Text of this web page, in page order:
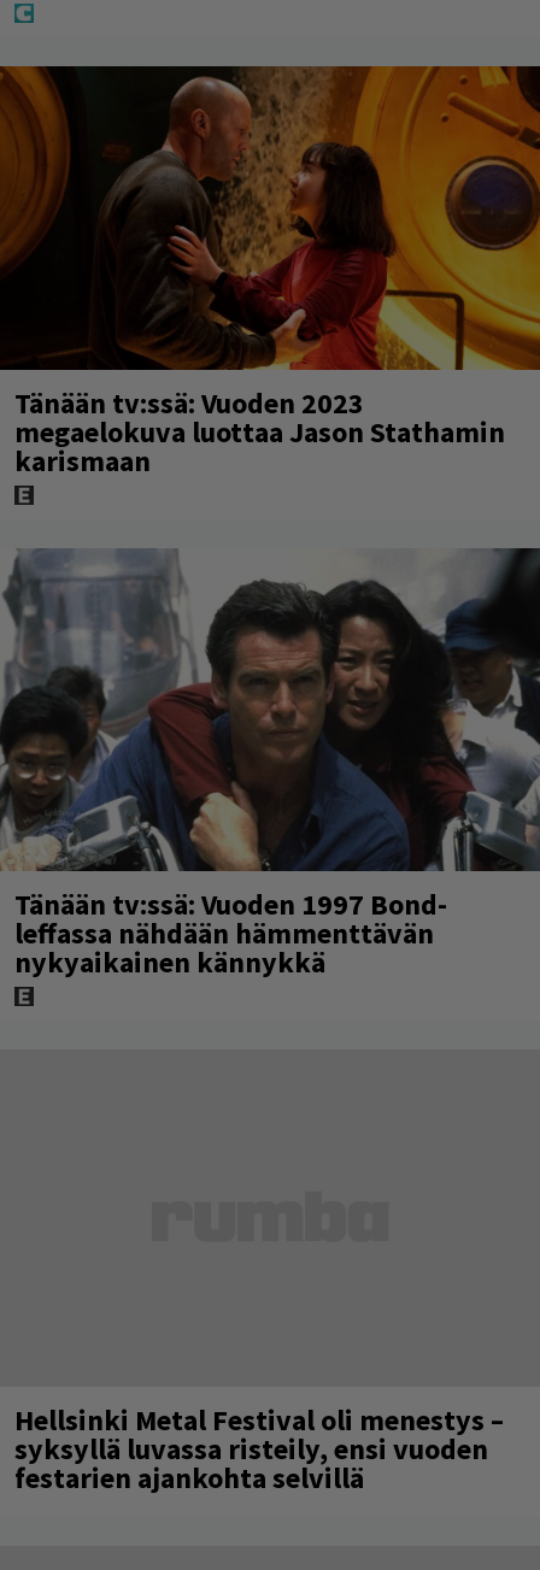
Tänään tv:ssä: Vuoden 2023
megaelokuva luottaa Jason Stathamin
karismaan
Tänään tv:ssä: Vuoden 1997 Bond-
leffassa nähdään hämmenttävän
nykyaikainen kännykkä
Hellsinki Metal Festival oli menestys –
syksyllä luvassa risteily, ensi vuoden
festarien ajankohta selvillä